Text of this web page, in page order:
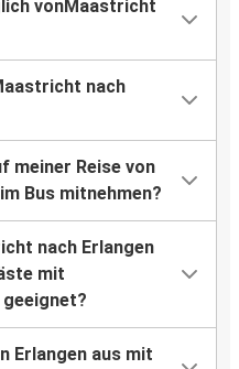
vonMaastricht
nach
meiner Reise von
Bus mitnehmen?
nach Erlangen
mit
Erlangen aus mit